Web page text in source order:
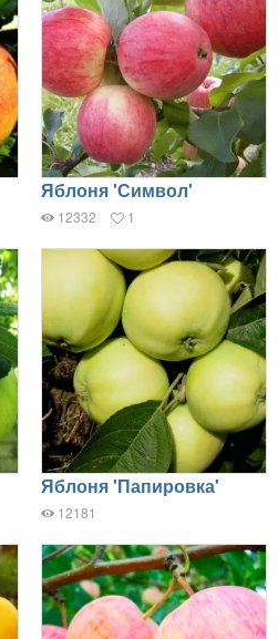
Яблоня 'Символ'
12332 1
Яблоня 'Папировка'
12181